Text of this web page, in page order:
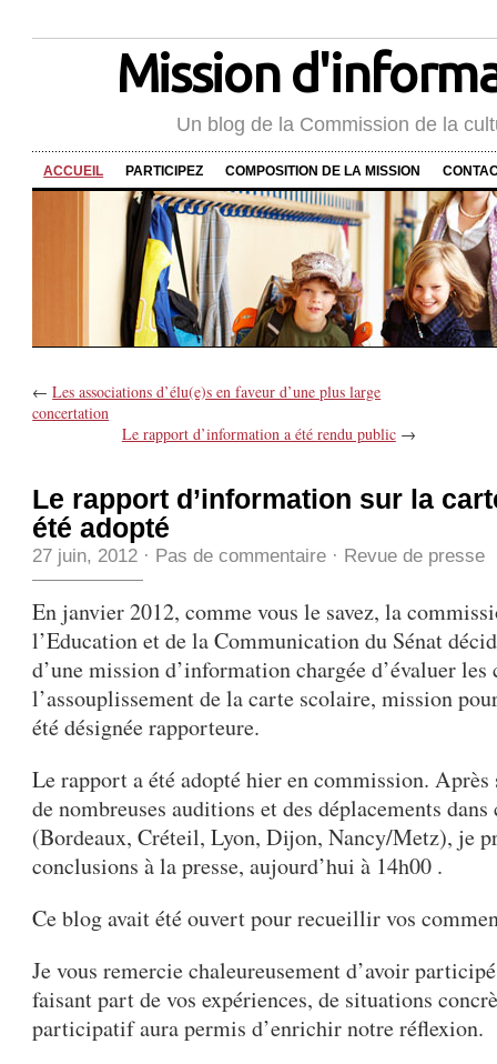
Mission
Un blog de la Commission de la
ACCUEIL PARTICIPEZ COMPOSITION DE LA MISSION
←Les associations d’élu(e)s en faveur d’une plus large
concertation
Le rapport d’information a été rendu public→
Le rapport d’information sur la
été adopté
27 juin, 2012 · Pas de commentaire · Revue de presse
En janvier 2012, comme vous le savez, la
l’Education et de la Communication du Sénat
d’une mission d’information chargée d’évaluer les
l’assouplissement de la carte scolaire, mission
été désignée rapporteure.
Le rapport a été adopté hier en commission.
de nombreuses auditions et des déplacements
(Bordeaux, Créteil, Lyon, Dijon, Nancy/Metz), je
conclusions à la presse, aujourd’hui à 14h00 .
Ce blog avait été ouvert pour recueillir vos
Je vous remercie chaleureusement d’avoir
faisant part de vos expériences, de situations
participatif aura permis d’enrichir notre réflexion.